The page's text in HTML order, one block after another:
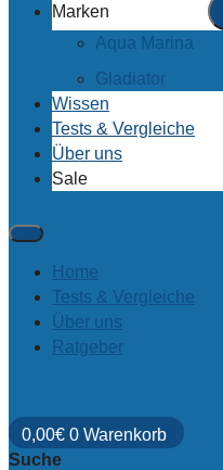
Marken
Aqua Marina
Gladiator
Wissen
Tests & Vergleiche
Über uns
Sale
Home
Tests & Vergleiche
Über uns
Ratgeber
0,00€ 0 Warenkorb
Suche